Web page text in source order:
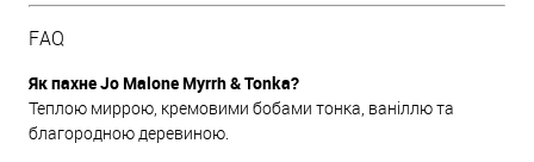
FAQ
Як пахне Jo Malone Myrrh & Tonka?
Теплою миррою, кремовими бобами тонка, ваніллю та
благородною деревиною.